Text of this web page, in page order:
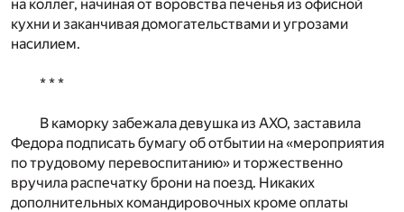
на коллег, начиная от воровства печенья из офисной
кухни и заканчивая домогательствами и угрозами
насилием.
* * *
В каморку забежала девушка из АХО, заставила
Федора подписать бумагу об отбытии на «мероприятия
по трудовому перевоспитанию» и торжественно
вручила распечатку брони на поезд. Никаких
дополнительных командировочных кроме оплаты